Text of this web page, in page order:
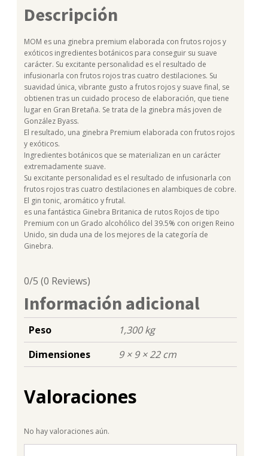
Descripción
MOM es una ginebra premium elaborada con frutos rojos y
exóticos ingredientes botánicos para conseguir su suave
carácter. Su excitante personalidad es el resultado de
infusionarla con frutos rojos tras cuatro destilaciones. Su
suavidad única, vibrante gusto a frutos rojos y suave final, se
obtienen tras un cuidado proceso de elaboración, que tiene
lugar en Gran Bretaña. Se trata de la ginebra más joven de
González Byass.
El resultado, una ginebra Premium elaborada con frutos rojos
y exóticos.
Ingredientes botánicos que se materializan en un carácter
extremadamente suave.
Su excitante personalidad es el resultado de infusionarla con
frutos rojos tras cuatro destilaciones en alambiques de cobre.
El gin tonic, aromático y frutal.
es una fantástica Ginebra Britanica de rutos Rojos de tipo
Premium con un Grado alcohólico del 39.5% con origen Reino
Unido, sin duda una de los mejores de la categoría de
Ginebra.
0/5 (0 Reviews)
Información adicional
Peso
1,300 kg
Dimensiones
9 × 9 × 22 cm
Valoraciones
No hay valoraciones aún.